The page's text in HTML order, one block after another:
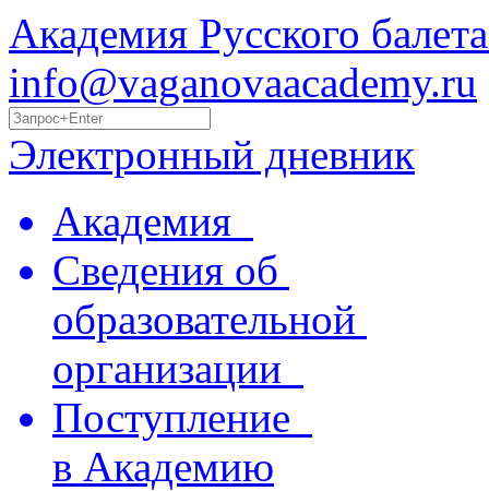
Академия Русского
info@vaganovaacademy.ru
Электронный дневник
Академия
Сведения об
образовательной
организации
Поступление
в Академию